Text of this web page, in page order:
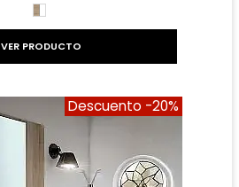
BLANCO/CAMBRIAN
VER PRODUCTO
Descuento -20%